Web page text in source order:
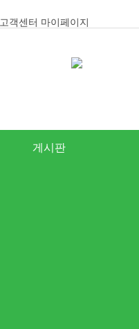
고객센터 마이페이지
게시판